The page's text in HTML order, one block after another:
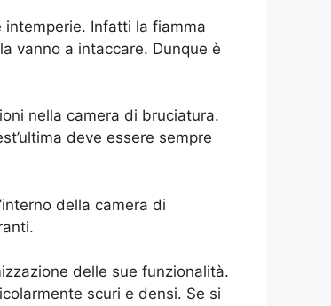
Infatti la fiamma
vanno a intaccare. Dunque è
nella camera di bruciatura.
deve essere sempre
della camera di
delle sue funzionalità.
scuri e densi. Se si